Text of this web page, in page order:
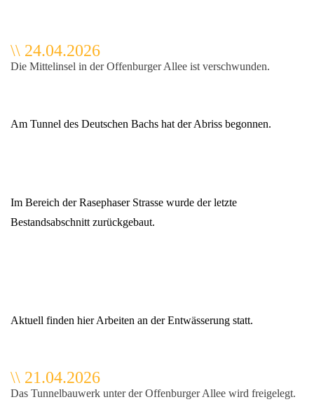
\\ 24.04.2026
Die Mittelinsel in der Offenburger Allee ist verschwunden.
Am Tunnel des Deutschen Bachs hat der Abriss begonnen.
Im Bereich der Rasephaser Strasse wurde der letzte
Bestandsabschnitt zurückgebaut.
Aktuell finden hier Arbeiten an der Entwässerung statt.
\\ 21.04.2026
Das Tunnelbauwerk unter der Offenburger Allee wird freigelegt.